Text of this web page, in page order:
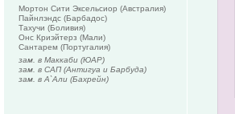
Мортон Сити Эксельсиор (Австралия)
Пайнлэндс (Барбадос)
Тахучи (Боливия)
Онс Криэйтерз (Мали)
Сантарем (Португалия)
зам. в Маккаби (ЮАР)
зам. в САП (Антигуа и Барбуда)
зам. в А`Али (Бахрейн)